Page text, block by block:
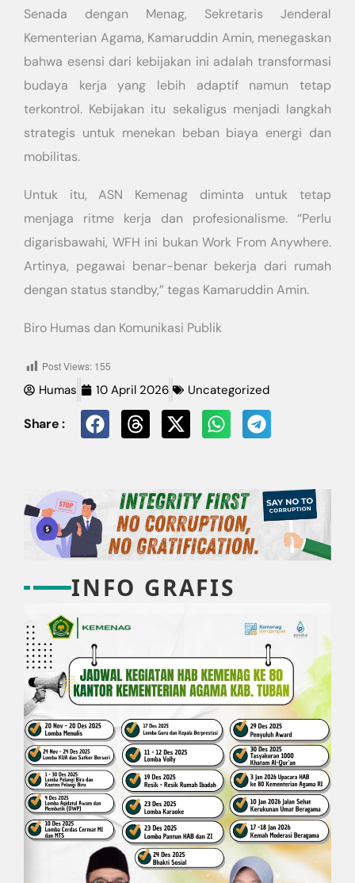
Senada dengan Menag, Sekretaris Jenderal
Kementerian Agama, Kamaruddin Amin, menegaskan
bahwa esensi dari kebijakan ini adalah transformasi
budaya kerja yang lebih adaptif namun tetap
terkontrol. Kebijakan itu sekaligus menjadi langkah
strategis untuk menekan beban biaya energi dan
mobilitas.
Untuk itu, ASN Kemenag diminta untuk tetap
menjaga ritme kerja dan profesionalisme. “Perlu
digarisbawahi, WFH ini bukan Work From Anywhere.
Artinya, pegawai benar-benar bekerja dari rumah
dengan status standby,” tegas Kamaruddin Amin.
Biro Humas dan Komunikasi Publik
Post Views: 155
Humas 10 April 2026 Uncategorized
Share :
INFO GRAFIS